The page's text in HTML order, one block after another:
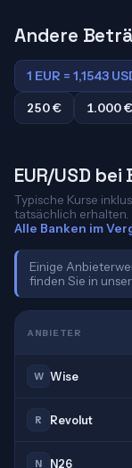
Andere
1 EUR = 1,1543
250 €
1.000 €
EUR/USD
Typische Kurse
tatsächlich erhalten.
Alle Banken im
Einige
finden Sie in
ANBIETER
W Wise
R Revolut
N N26